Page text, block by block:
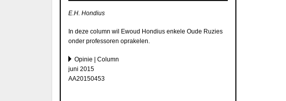
E.H. Hondius
In deze column wil Ewoud Hondius enkele Oude Ruzies
onder professoren oprakelen.
Opinie | Column
juni 2015
AA20150453